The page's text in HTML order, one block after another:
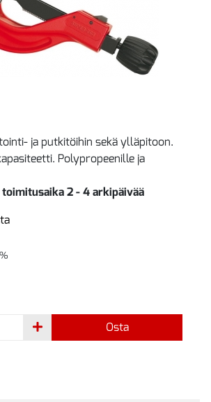
ja putkitöihin sekä ylläpitoon.
Polypropeenille ja
toimitusaika 2 - 4 arkipäivää
Osta